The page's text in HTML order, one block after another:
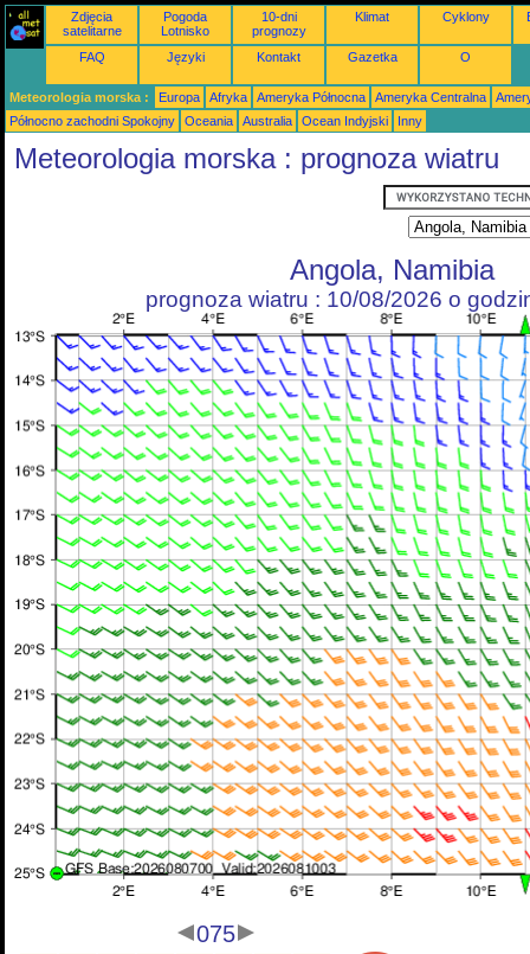
Zdjęcia
satelitarne
Pogoda
Lotnisko
10-dni
prognozy
Klimat Cyklony
FAQ Języki Kontakt Gazetka O
Meteorologia morska : Europa Afryka Ameryka Północna Ameryka Centralna
Północno zachodni Spokojny
Oceania Australia Ocean Indyjski Inny
Meteorologia morska : prognoza wiatru
Angola, Namibia
prognoza wiatru : 10/08/2026 o
075